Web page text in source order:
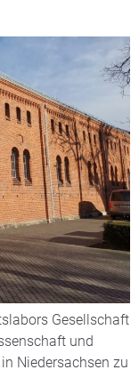
Gesellschaft
und
Niedersachsen zu